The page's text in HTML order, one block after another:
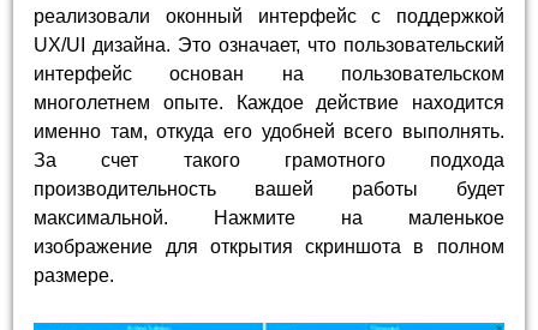
реализовали оконный интерфейс с поддержкой
UX/UI дизайна. Это означает, что пользовательский
интерфейс основан на пользовательском
многолетнем опыте. Каждое действие находится
именно там, откуда его удобней всего выполнять.
За счет такого грамотного подхода
производительность вашей работы будет
максимальной. Нажмите на маленькое
изображение для открытия скриншота в полном
размере.